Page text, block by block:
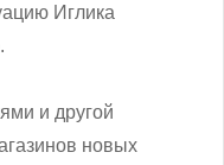
Иглика
и другой
новых